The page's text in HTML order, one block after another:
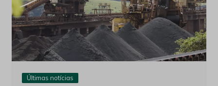
Últimas notícias